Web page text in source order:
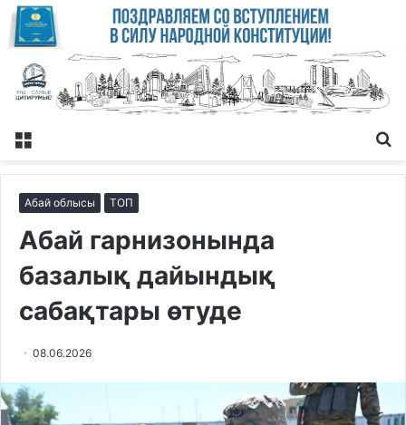
Меню
Абай облысы ТОП
Абай гарнизонында
базалық дайындық
сабақтары өтуде
08.06.2026